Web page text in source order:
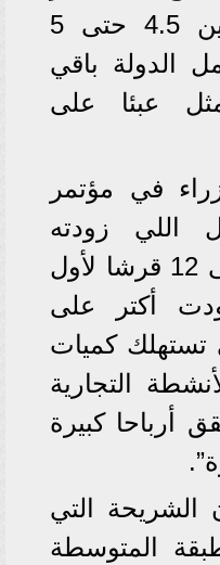
جنيه، تسدد منها بين 4.5 حتى 5
الدولة باقي
عبئا على
في مؤتمر
اللي زودته
الدولة 10 قروش إلى 12 قرشا لأول
أكتر على
تستهلك كميات
التجارية
أرباحا كبيرة
الشريحة التي
المتوسطة